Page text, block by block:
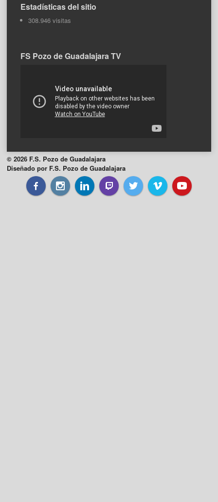
Estadísticas del sitio
308.946 visitas
FS Pozo de Guadalajara TV
© 2026 F.S. Pozo de Guadalajara
Diseñado por F.S. Pozo de Guadalajara